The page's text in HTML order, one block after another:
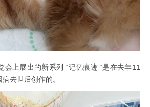
会上展出的新系列 “记忆痕迹 “是在去年11
去世后创作的。